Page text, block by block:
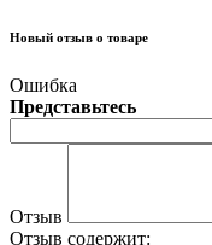
Новый отзыв о товаре
Ошибка
Представьтесь
Отзыв
Отзыв содержит: